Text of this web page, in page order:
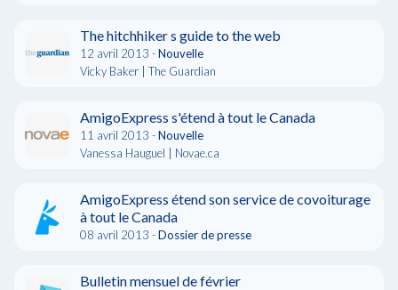
The hitchhiker s guide to the web
12 avril 2013 -Nouvelle
Vicky Baker | The Guardian
AmigoExpress s'étend à tout le Canada
11 avril 2013 -Nouvelle
Vanessa Hauguel | Novae.ca
AmigoExpress étend son service de covoiturage
à tout le Canada
08 avril 2013 -Dossier de presse
Bulletin mensuel de février